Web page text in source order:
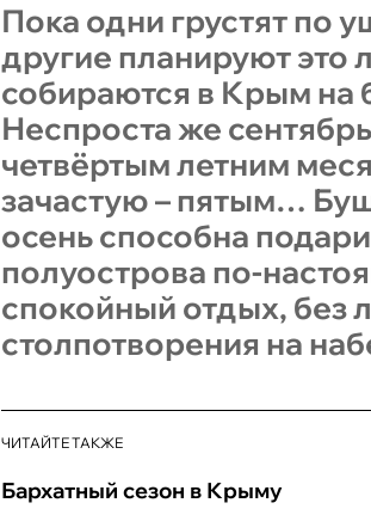
Пока одни грустят по
другие планируют это
собираются в Крым на
Неспроста же
четвёртым летним
зачастую – пятым…
осень способна
полуострова по-
спокойный отдых, без
столпотворения на
ЧИТАЙТЕ ТАКЖЕ
Бархатный сезон в Крыму